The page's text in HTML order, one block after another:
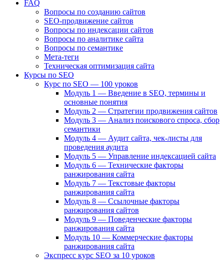
FAQ
Вопросы по созданию сайтов
SEO-продвижение сайтов
Вопросы по индексации сайтов
Вопросы по аналитике сайта
Вопросы по семантике
Мета-теги
Техническая оптимизация сайта
Курсы по SEO
Курс по SEO — 100 уроков
Модуль 1 — Введение в SEO, термины и
основные понятия
Модуль 2 — Стратегии продвижения сайтов
Модуль 3 — Анализ поискового спроса, сбор
семантики
Модуль 4 — Аудит сайта, чек-листы для
проведения аудита
Модуль 5 — Управление индексацией сайта
Модуль 6 — Технические факторы
ранжирования сайта
Модуль 7 — Текстовые факторы
ранжирования сайта
Модуль 8 — Ссылочные факторы
ранжирования сайтов
Модуль 9 — Поведенческие факторы
ранжирования сайта
Модуль 10 — Коммерческие факторы
ранжирования сайта
Экспресс курс SEO за 10 уроков